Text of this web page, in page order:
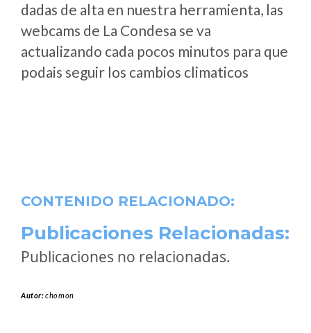
dadas de alta en nuestra herramienta, las
webcams de La Condesa se va
actualizando cada pocos minutos para que
podais seguir los cambios climaticos
CONTENIDO RELACIONADO:
Publicaciones Relacionadas:
Publicaciones no relacionadas.
Autor:chomon